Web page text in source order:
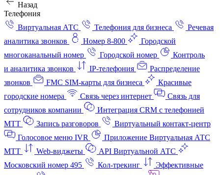
Назад
Телефония
Виртуальная АТС
Телефония для бизнеса
Речевая
аналитика звонков
Номер 8-800
Городской
многоканальный номер
Городской номер
Контроль
и аналитика звонков
IP-телефония
Распределение
звонков
FMC SIM-карты для бизнеса
Красивые
городские номера
Связь через интернет
Связь для
сотрудников компании
Интеграция CRM с телефонией
МТТ
Запись разговоров
Виртуальный контакт‑центр
Голосовое меню IVR
Приложение Виртуальная АТС
МТТ
Web-виджеты
API Виртуальной АТС
Московский номер 495
Кол-трекинг
Эффективные